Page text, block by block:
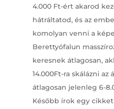
4.000 Ft-ért akarod
hátráltatod, és az
komolyan venni a
Berettyófalun
keresnek átlagosan,
14.000Ft-ra skálázni az
átlagosan jelenleg 6-
Később írok egy cikket